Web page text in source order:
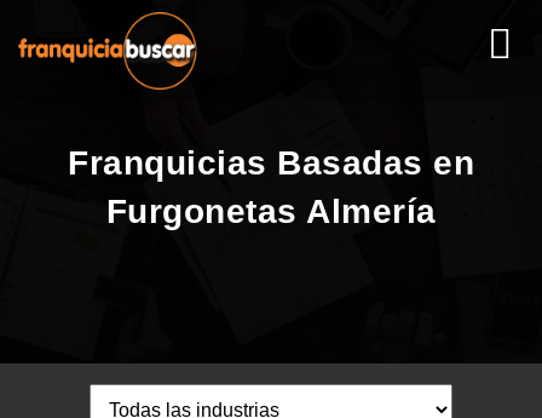
Franquicias Basadas en
Furgonetas Almería